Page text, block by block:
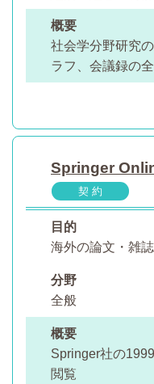
概要
社会学分野研究
ラフ、会議録の
Springer
契 約
目的
海外の論文・雑
分野
全般
概要
Springer社の
閲覧